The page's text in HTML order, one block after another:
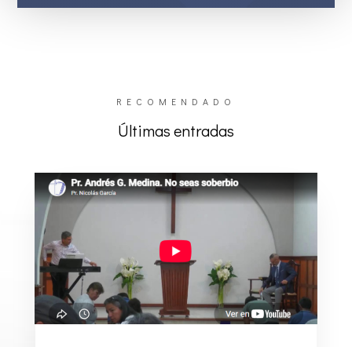
RECOMENDADO
Últimas entradas